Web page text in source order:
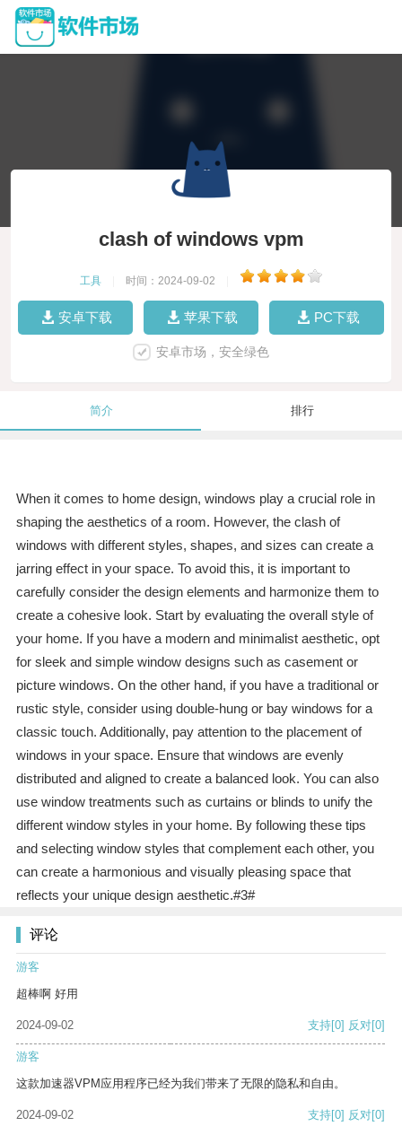
clash of windows vpm
工具 时间：2024-09-02
安卓下载 苹果下载 PC下载
安卓市场，安全绿色
简介 排行
When it comes to home design, windows play a crucial role in
shaping the aesthetics of a room. However, the clash of
windows with different styles, shapes, and sizes can create a
jarring effect in your space. To avoid this, it is important to
carefully consider the design elements and harmonize them to
create a cohesive look. Start by evaluating the overall style of
your home. If you have a modern and minimalist aesthetic, opt
for sleek and simple window designs such as casement or
picture windows. On the other hand, if you have a traditional or
rustic style, consider using double-hung or bay windows for a
classic touch. Additionally, pay attention to the placement of
windows in your space. Ensure that windows are evenly
distributed and aligned to create a balanced look. You can also
use window treatments such as curtains or blinds to unify the
different window styles in your home. By following these tips
and selecting window styles that complement each other, you
can create a harmonious and visually pleasing space that
reflects your unique design aesthetic.#3#
评论
游客
超棒啊 好用
2024-09-02 支持[0] 反对[0]
游客
这款加速器VPM应用程序已经为我们带来了无限的隐私和自由。
2024-09-02 支持[0] 反对[0]